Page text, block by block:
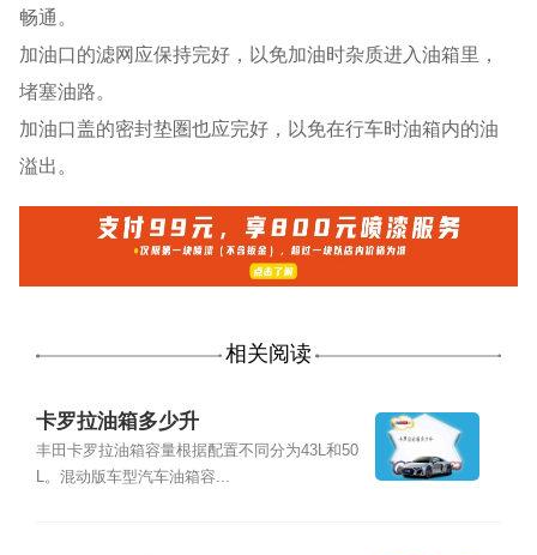
畅通。
加油口的滤网应保持完好，以免加油时杂质进入油箱里，
堵塞油路。
加油口盖的密封垫圏也应完好，以免在行车时油箱内的油
溢出。
相关阅读
卡罗拉油箱多少升
丰田卡罗拉油箱容量根据配置不同分为43L和50
L。混动版车型汽车油箱容...